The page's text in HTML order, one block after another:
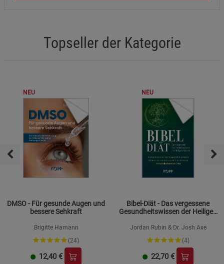
Topseller der Kategorie
NEU
DMSO - Für gesunde Augen und
bessere Sehkraft
Brigitte Hamann
(24)
12,40 €
NEU
Bibel-Diät - Das vergessene
Gesundheitswissen der Heiligen
Jordan Rubin & Dr. Josh Axe
(4)
22,70 €